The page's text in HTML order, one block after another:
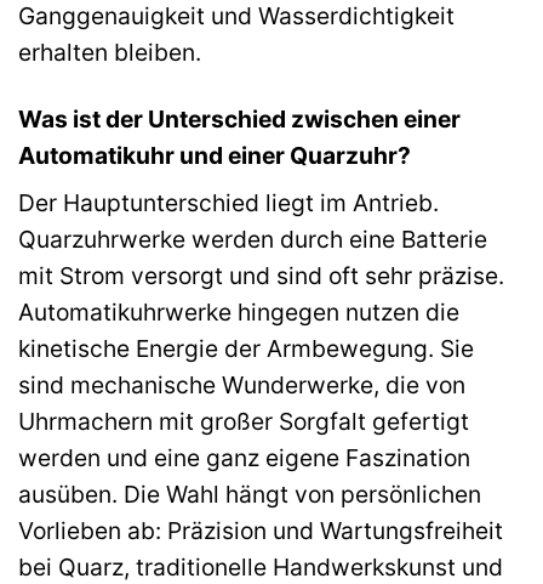
Ganggenauigkeit und Wasserdichtigkeit
erhalten bleiben.
Was ist der Unterschied zwischen einer
Automatikuhr und einer Quarzuhr?
Der Hauptunterschied liegt im Antrieb.
Quarzuhrwerke werden durch eine Batterie
mit Strom versorgt und sind oft sehr präzise.
Automatikuhrwerke hingegen nutzen die
kinetische Energie der Armbewegung. Sie
sind mechanische Wunderwerke, die von
Uhrmachern mit großer Sorgfalt gefertigt
werden und eine ganz eigene Faszination
ausüben. Die Wahl hängt von persönlichen
Vorlieben ab: Präzision und Wartungsfreiheit
bei Quarz, traditionelle Handwerkskunst und